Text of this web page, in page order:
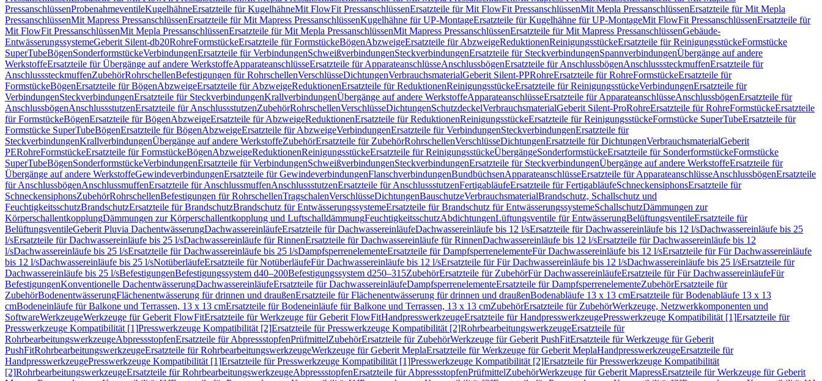
PressanschlüssenProbenahmeventileKugelhähneErsatzteile für KugelhähneMit FlowFit PressanschlüssenErsatzteile für Mit FlowFit PressanschlüssenMit Mepla PressanschlüssenErsatzteile für Mit Mepla
PressanschlüssenMit Mapress PressanschlüssenErsatzteile für Mit Mapress PressanschlüssenKugelhähne für UP-MontageErsatzteile für Kugelhähne für UP-MontageMit FlowFit PressanschlüssenErsatzteile für
Mit FlowFit PressanschlüssenMit Mepla PressanschlüssenErsatzteile für Mit Mepla PressanschlüssenMit Mapress PressanschlüssenErsatzteile für Mit Mapress PressanschlüssenGebäude-
EntwässerungssystemeGeberit Silent-db20RohreFormstückeErsatzteile für FormstückeBögenAbzweigeErsatzteile für AbzweigeReduktionenReinigungsstückeErsatzteile für ReinigungsstückeFormstücke
SuperTubeBögenSonderformstückeVerbindungenErsatzteile für VerbindungenSchweißverbindungenSteckverbindungenErsatzteile für SteckverbindungenSpannverbindungenÜbergänge auf andere
WerkstoffeErsatzteile für Übergänge auf andere WerkstoffeApparateanschlüsseErsatzteile für ApparateanschlüsseAnschlussbögenErsatzteile für AnschlussbögenAnschlusssteckmuffenErsatzteile für
AnschlusssteckmuffenZubehörRohrschellenBefestigungen für RohrschellenVerschlüsseDichtungenVerbrauchsmaterialGeberit Silent-PPRohreErsatzteile für RohreFormstückeErsatzteile für
FormstückeBögenErsatzteile für BögenAbzweigeErsatzteile für AbzweigeReduktionenErsatzteile für ReduktionenReinigungsstückeErsatzteile für ReinigungsstückeVerbindungenErsatzteile für
VerbindungenSteckverbindungenErsatzteile für SteckverbindungenKrallverbindungenÜbergänge auf andere WerkstoffeApparateanschlüsseErsatzteile für ApparateanschlüsseAnschlussbögenErsatzteile für
AnschlussbögenAnschlussstutzenErsatzteile für AnschlussstutzenZubehörRohrschellenVerschlüsseDichtungenSchutzdeckelVerbrauchsmaterialGeberit Silent-ProRohreErsatzteile für RohreFormstückeErsatzteile
für FormstückeBögenErsatzteile für BögenAbzweigeErsatzteile für AbzweigeReduktionenErsatzteile für ReduktionenReinigungsstückeErsatzteile für ReinigungsstückeFormstücke SuperTubeErsatzteile für
Formstücke SuperTubeBögenErsatzteile für BögenAbzweigeErsatzteile für AbzweigeVerbindungenErsatzteile für VerbindungenSteckverbindungenErsatzteile für
SteckverbindungenKrallverbindungenÜbergänge auf andere WerkstoffeZubehörErsatzteile für ZubehörRohrschellenVerschlüsseDichtungenErsatzteile für DichtungenVerbrauchsmaterialGeberit
PERohreFormstückeErsatzteile für FormstückeBögenAbzweigeReduktionenReinigungsstückeErsatzteile für ReinigungsstückeÜbergängeSonderformstückeErsatzteile für SonderformstückeFormstücke
SuperTubeBögenSonderformstückeVerbindungenErsatzteile für VerbindungenSchweißverbindungenSteckverbindungenErsatzteile für SteckverbindungenÜbergänge auf andere WerkstoffeErsatzteile für
Übergänge auf andere WerkstoffeGewindeverbindungenErsatzteile für GewindeverbindungenFlanschverbindungenBundbüchsenApparateanschlüsseErsatzteile für ApparateanschlüsseAnschlussbögenErsatzteile
für AnschlussbögenAnschlussmuffenErsatzteile für AnschlussmuffenAnschlussstutzenErsatzteile für AnschlussstutzenFertigabläufeErsatzteile für FertigabläufeSchneckensiphonsErsatzteile für
SchneckensiphonsZubehörRohrschellenBefestigungen für RohrschellenTragschalenVerschlüsseDichtungenBauschutzeVerbrauchsmaterialBrandschutz, Schallschutz und
FeuchtigkeitsschutzBrandschutzErsatzteile für BrandschutzBrandschutz für EntwässerungssystemeErsatzteile für Brandschutz für EntwässerungssystemeSchallschutzDämmungen zur
KörperschallentkopplungDämmungen zur Körperschallentkopplung und LuftschalldämmungFeuchtigkeitsschutzAbdichtungenLüftungsventile für EntwässerungBelüftungsventileErsatzteile für
BelüftungsventileGeberit Pluvia DachentwässerungDachwassereinläufeErsatzteile für DachwassereinläufeDachwassereinläufe bis 12 l/sErsatzteile für Dachwassereinläufe bis 12 l/sDachwassereinläufe bis 25
l/sErsatzteile für Dachwassereinläufe bis 25 l/sDachwassereinläufe für RinnenErsatzteile für Dachwassereinläufe für RinnenDachwassereinläufe bis 12 l/sErsatzteile für Dachwassereinläufe bis 12
l/sDachwassereinläufe bis 25 l/sErsatzteile für Dachwassereinläufe bis 25 l/sDampfsperrenelementeErsatzteile für DampfsperrenelementeFür Dachwassereinläufe bis 12 l/sErsatzteile für Für Dachwassereinläufe
bis 12 l/sDachwassereinläufe bis 25 l/sNotüberläufeErsatzteile für NotüberläufeFür Dachwassereinläufe bis 12 l/sErsatzteile für Für Dachwassereinläufe bis 12 l/sDachwassereinläufe bis 25 l/sErsatzteile für
Dachwassereinläufe bis 25 l/sBefestigungenBefestigungssystem d40–200Befestigungssystem d250–315ZubehörErsatzteile für ZubehörFür DachwassereinläufeErsatzteile für Für DachwassereinläufeFür
BefestigungenKonventionelle DachentwässerungDachwassereinläufeErsatzteile für DachwassereinläufeDampfsperrenelementeErsatzteile für DampfsperrenelementeZubehörErsatzteile für
ZubehörBodenentwässerungFlächenentwässerung für drinnen und draußenErsatzteile für Flächenentwässerung für drinnen und draußenBodenabläufe 13 x 13 cmErsatzteile für Bodenabläufe 13 x 13
cmBodeneinläufe für Balkone und Terrassen, 13 x 13 cmErsatzteile für Bodeneinläufe für Balkone und Terrassen, 13 x 13 cmZubehörErsatzteile für ZubehörWerkzeuge, Netzwerkkomponenten und
SoftwareWerkzeugeWerkzeuge für Geberit FlowFitErsatzteile für Werkzeuge für Geberit FlowFitHandpresswerkzeugeErsatzteile für HandpresswerkzeugePresswerkzeuge Kompatibilität [1]Ersatzteile für
Presswerkzeuge Kompatibilität [1]Presswerkzeuge Kompatibilität [2]Ersatzteile für Presswerkzeuge Kompatibilität [2]RohrbearbeitungswerkzeugeErsatzteile für
RohrbearbeitungswerkzeugeAbpressstopfenErsatzteile für AbpressstopfenPrüfmittelZubehörErsatzteile für ZubehörWerkzeuge für Geberit PushFitErsatzteile für Werkzeuge für Geberit
PushFitRohrbearbeitungswerkzeugeErsatzteile für RohrbearbeitungswerkzeugeWerkzeuge für Geberit MeplaErsatzteile für Werkzeuge für Geberit MeplaHandpresswerkzeugeErsatzteile für
HandpresswerkzeugePresswerkzeuge Kompatibilität [1]Ersatzteile für Presswerkzeuge Kompatibilität [1]Presswerkzeuge Kompatibilität [2]Ersatzteile für Presswerkzeuge Kompatibilität
[2]RohrbearbeitungswerkzeugeErsatzteile für RohrbearbeitungswerkzeugeAbpressstopfenErsatzteile für AbpressstopfenPrüfmittelZubehörWerkzeuge für Geberit MapressErsatzteile für Werkzeuge für Geberit